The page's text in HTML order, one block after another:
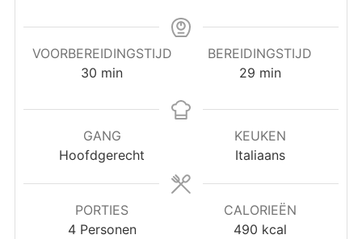
VOORBEREIDINGSTIJD
30 minuten
min
BEREIDINGSTIJD
29minuten
min
GANG
Hoofdgerecht
KEUKEN
Italiaans
PORTIES
4 Personen
CALORIEËN
490 kcal